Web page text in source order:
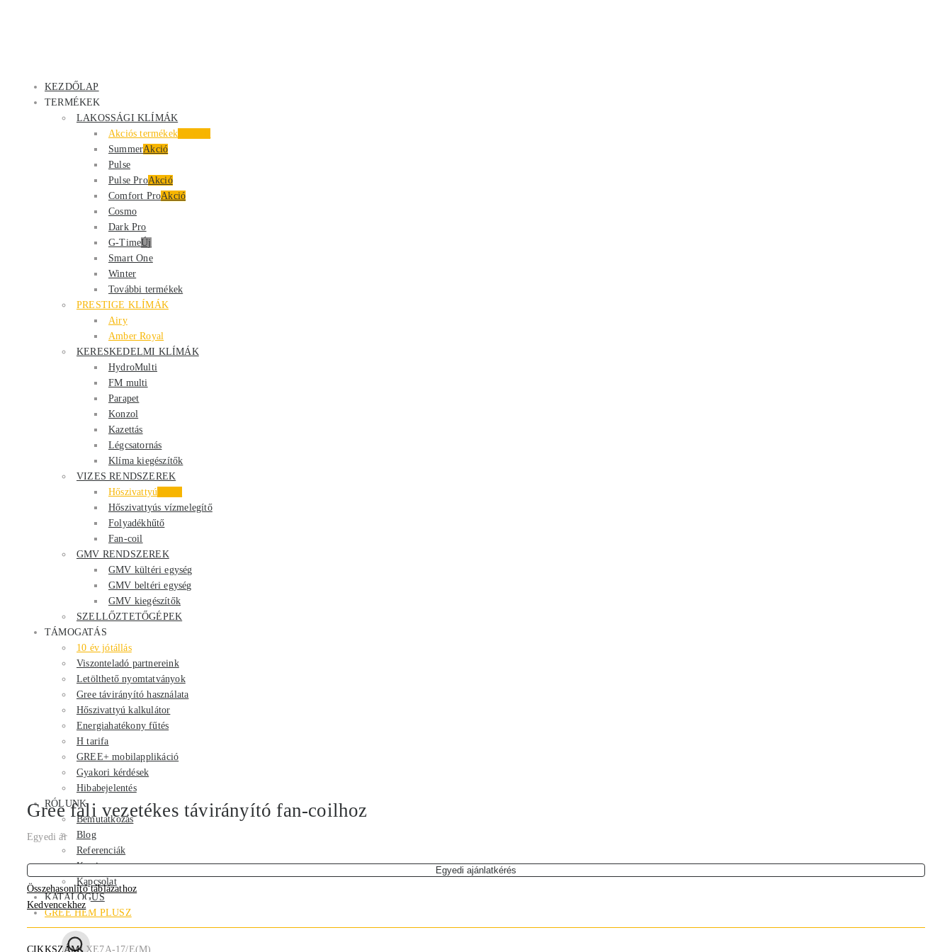
KEZDŐLAP
TERMÉKEK
LAKOSSÁGI KLÍMÁK
Akciós termékek
SummerAkció
Pulse
Pulse ProAkció
Comfort ProAkció
Cosmo
Dark Pro
G-TimeÚj
Smart One
Winter
További termékek
PRESTIGE KLÍMÁK
Airy
Amber Royal
KERESKEDELMI KLÍMÁK
HydroMulti
FM multi
Parapet
Konzol
Kazettás
Légcsatornás
Klíma kiegészítők
VIZES RENDSZEREK
Hőszivattyú
Hőszivattyús vízmelegítő
Folyadékhűtő
Fan-coil
GMV RENDSZEREK
GMV kültéri egység
GMV beltéri egység
GMV kiegészítők
SZELLŐZTETŐGÉPEK
TÁMOGATÁS
10 év jótállás
Viszonteladó partnereink
Letölthető nyomtatványok
Gree távirányító használata
Hőszivattyú kalkulátor
Energiahatékony fűtés
H tarifa
GREE+ mobilapplikáció
Gyakori kérdések
Hibabejelentés
RÓLUNK
Bemutatkozás
Blog
Referenciák
Karrier
Kapcsolat
KATALÓGUS
GREE HEM PLUSZ
Gree fali vezetékes távirányító fan-coilhoz
Egyedi ár
Egyedi ajánlatkérés
Összehasonlító táblázathoz
Kedvencekhez
CIKKSZÁM: XE7A-17/E(M)